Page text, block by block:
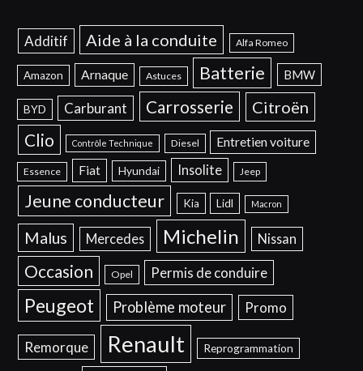
Additif Aide à la conduite Alfa Romeo
Amazon Arnaque Astuces Batterie BMW
BYD Carburant Carrosserie Citroën
Clio Contrôle Technique Diesel Entretien voiture
Essence Fiat Hyundai Insolite Jeep
Jeune conducteur Kia Lidl Macron
Malus Mercedes Michelin Nissan
Occasion Opel Permis de conduire
Peugeot Problème moteur Promo
Remorque Renault Reprogrammation